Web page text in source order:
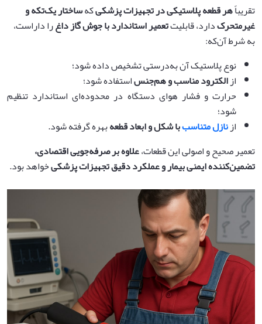
تقریباًهر قطعه پلاستیکی در تجهیزات پزشکیکهساختار یک‌تکه و
غیرمتحرکدارد، قابلیتتعمیر استاندارد با جوش گاز داغرا داراست،
به شرط آن‌که:
نوع پلاستیک آن به‌درستی تشخیص داده شود؛
ازالکترود مناسب و هم‌جنساستفاده شود؛
حرارت و فشار هوای دستگاه در محدوده‌ای استاندارد تنظیم
شود؛
ازنازل متناسببا شکل و ابعاد قطعهبهره گرفته شود.
تعمیر صحیح و اصولی این قطعات،علاوه بر صرفه‌جویی اقتصادی،
تضمین‌کننده ایمنی بیمار و عملکرد دقیق تجهیزات پزشکیخواهد بود.